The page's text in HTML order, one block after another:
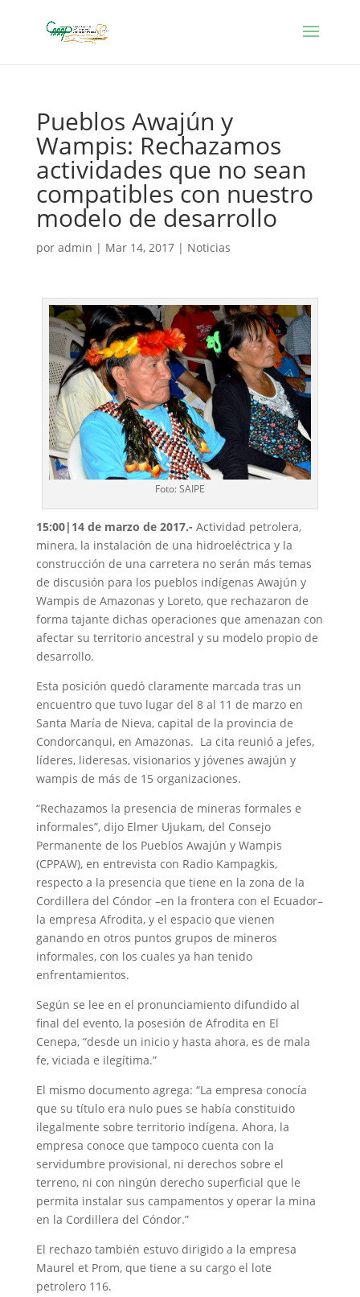
Pueblos Awajún y
Wampis: Rechazamos
actividades que no sean
compatibles con nuestro
modelo de desarrollo
por admin | Mar 14, 2017| Noticias
Foto: SAIPE
15:00|14 de marzo de 2017.- Actividad petrolera,
minera, la instalación de una hidroeléctrica y la
construcción de una carretera no serán más temas
de discusión para los pueblos indígenas Awajún y
Wampis de Amazonas y Loreto, que rechazaron de
forma tajante dichas operaciones que amenazan con
afectar su territorio ancestral y su modelo propio de
desarrollo.
Esta posición quedó claramente marcada tras un
encuentro que tuvo lugar del 8 al 11 de marzo en
Santa María de Nieva, capital de la provincia de
Condorcanqui, en Amazonas. La cita reunió a jefes,
líderes, lideresas, visionarios y jóvenes awajún y
wampis de más de 15 organizaciones.
“Rechazamos la presencia de mineras formales e
informales”, dijo Elmer Ujukam, del Consejo
Permanente de los Pueblos Awajún y Wampis
(CPPAW), en entrevista con Radio Kampagkis,
respecto a la presencia que tiene en la zona de la
Cordillera del Cóndor –en la frontera con el Ecuador–
la empresa Afrodita, y el espacio que vienen
ganando en otros puntos grupos de mineros
informales, con los cuales ya han tenido
enfrentamientos.
Según se lee en el pronunciamiento difundido al
final del evento, la posesión de Afrodita en El
Cenepa, “desde un inicio y hasta ahora, es de mala
fe, viciada e ilegítima.”
El mismo documento agrega: “La empresa conocía
que su título era nulo pues se había constituido
ilegalmente sobre territorio indígena. Ahora, la
empresa conoce que tampoco cuenta con la
servidumbre provisional, ni derechos sobre el
terreno, ni con ningún derecho superficial que le
permita instalar sus campamentos y operar la mina
en la Cordillera del Cóndor.”
El rechazo también estuvo dirigido a la empresa
Maurel et Prom, que tiene a su cargo el lote
petrolero 116.